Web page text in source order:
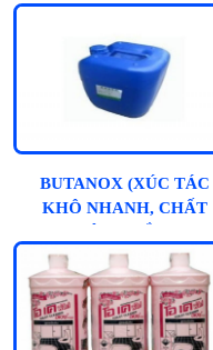
BUTANOX (XÚC TÁC
KHÔ NHANH, CHẤT